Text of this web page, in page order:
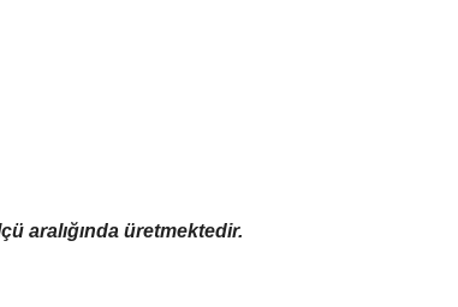
aralığında üretmektedir.